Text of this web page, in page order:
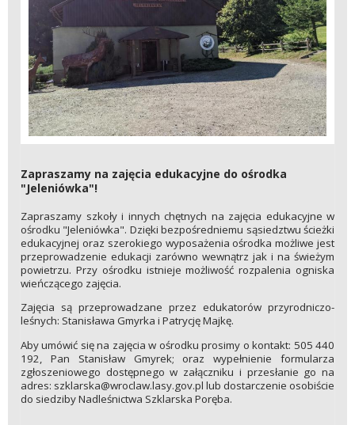
Zapraszamy na zajęcia edukacyjne do ośrodka
"Jeleniówka"!
Zapraszamy szkoły i innych chętnych na zajęcia edukacyjne w
ośrodku "Jeleniówka". Dzięki bezpośredniemu sąsiedztwu ścieżki
edukacyjnej oraz szerokiego wyposażenia ośrodka możliwe jest
przeprowadzenie edukacji zarówno wewnątrz jak i na świeżym
powietrzu. Przy ośrodku istnieje możliwość rozpalenia ogniska
wieńczącego zajęcia.
Zajęcia są przeprowadzane przez edukatorów przyrodniczo-
leśnych: Stanisława Gmyrka i Patrycję Majkę.
Aby umówić się na zajęcia w ośrodku prosimy o kontakt: 505 440
192, Pan Stanisław Gmyrek; oraz wypełnienie formularza
zgłoszeniowego dostępnego w załączniku i przesłanie go na
adres: szklarska@wroclaw.lasy.gov.pl lub dostarczenie osobiście
do siedziby Nadleśnictwa Szklarska Poręba.